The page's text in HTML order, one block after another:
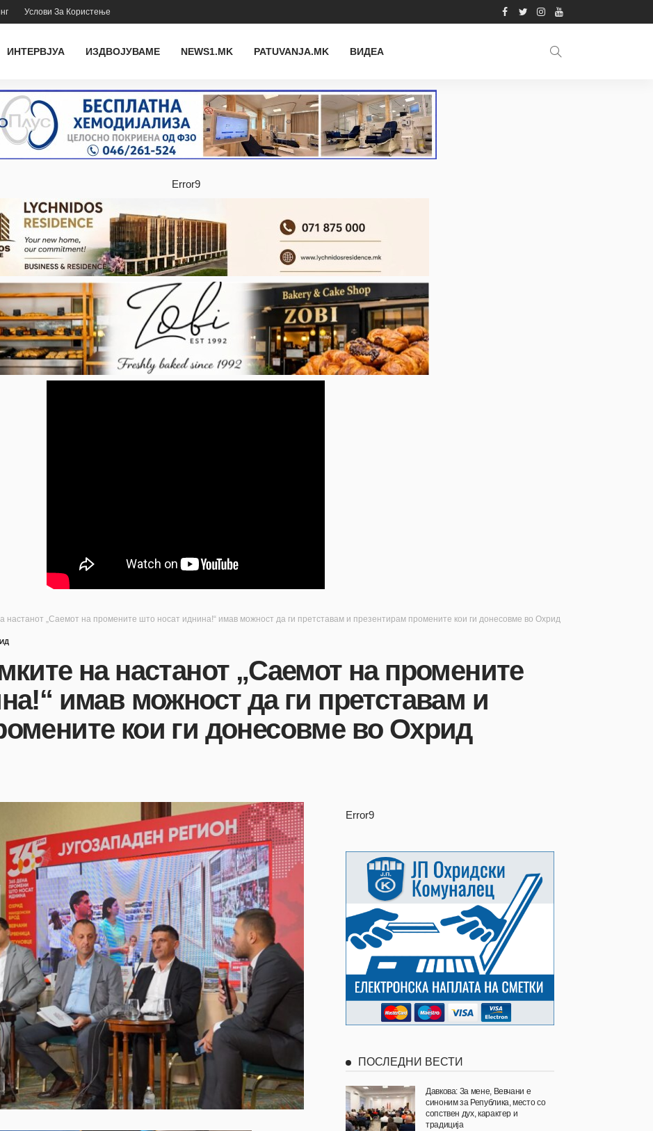
Услови За Користење
ИНТЕРВЈУА ИЗДВОЈУВАМЕ NEWS1.MK PATUVANJA.MK ВИДЕА
Error9
настанот „Саемот на промените што носат иднина!“ имав можност да ги претставам и презентирам промените кои ги донесовме во Охрид
на настанот „Саемот на промените
имав можност да ги претставам и
кои ги донесовме во Охрид
Error9
ПОСЛЕДНИ ВЕСТИ
Давкова: За мене, Вевчани е
синоним за Република, место со
сопствен дух, карактер и
традиција